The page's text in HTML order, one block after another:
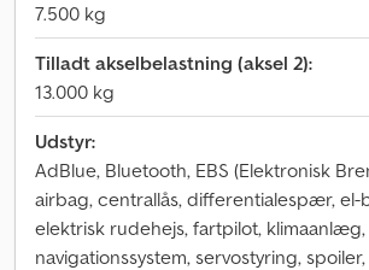
7.500 kg
Tilladt akselbelastning (aksel 2):
13.000 kg
Udstyr:
AdBlue, Bluetooth, EBS (Elektronisk
airbag, centrallås, differentialespær, el-
elektrisk rudehejs, fartpilot, klimaanlæg,
navigationssystem, servostyring,